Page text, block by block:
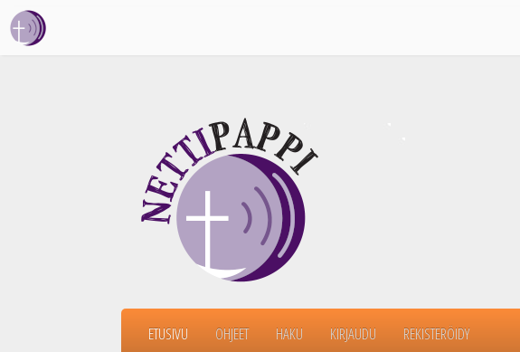
ETUSIVU OHJEET HAKU KIRJAUDU REKISTERÖIDY